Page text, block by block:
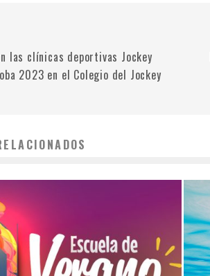
las clínicas deportivas Jockey
2023 en el Colegio del Jockey